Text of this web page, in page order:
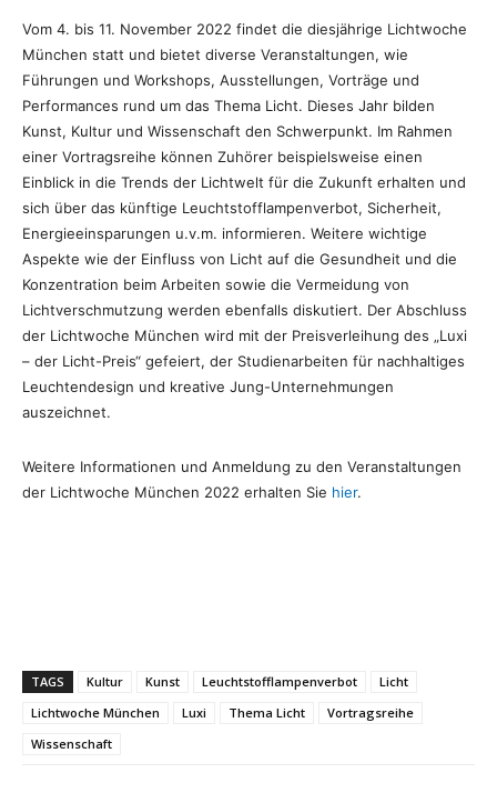
Vom 4. bis 11. November 2022 findet die diesjährige Lichtwoche
München statt und bietet diverse Veranstaltungen, wie
Führungen und Workshops, Ausstellungen, Vorträge und
Performances rund um das Thema Licht. Dieses Jahr bilden
Kunst, Kultur und Wissenschaft den Schwerpunkt. Im Rahmen
einer Vortragsreihe können Zuhörer beispielsweise einen
Einblick in die Trends der Lichtwelt für die Zukunft erhalten und
sich über das künftige Leuchtstofflampenverbot, Sicherheit,
Energieeinsparungen u.v.m. informieren. Weitere wichtige
Aspekte wie der Einfluss von Licht auf die Gesundheit und die
Konzentration beim Arbeiten sowie die Vermeidung von
Lichtverschmutzung werden ebenfalls diskutiert. Der Abschluss
der Lichtwoche München wird mit der Preisverleihung des „Luxi
– der Licht-Preis“ gefeiert, der Studienarbeiten für nachhaltiges
Leuchtendesign und kreative Jung-Unternehmungen
auszeichnet.
Weitere Informationen und Anmeldung zu den Veranstaltungen
der Lichtwoche München 2022 erhalten Sie hier.
TAGS Kultur Kunst Leuchtstofflampenverbot
Licht
Lichtwoche München
Luxi Thema Licht
Vortragsreihe
Wissenschaft